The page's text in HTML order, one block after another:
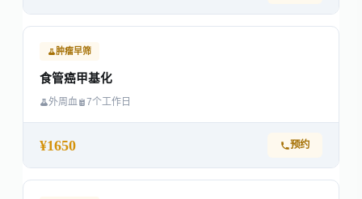
肿瘤早筛
食管癌甲基化
外周血 7个工作日
¥1650 预约